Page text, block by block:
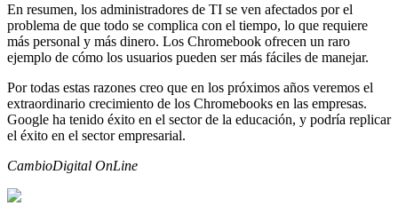
En resumen, los administradores de TI se ven afectados por el
problema de que todo se complica con el tiempo, lo que requiere
más personal y más dinero. Los Chromebook ofrecen un raro
ejemplo de cómo los usuarios pueden ser más fáciles de manejar.
Por todas estas razones creo que en los próximos años veremos el
extraordinario crecimiento de los Chromebooks en las empresas.
Google ha tenido éxito en el sector de la educación, y podría replicar
el éxito en el sector empresarial.
CambioDigital OnLine